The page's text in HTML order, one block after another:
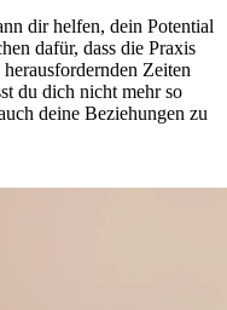
dir helfen, dein Potential
dafür, dass die Praxis
Zeiten
du dich nicht mehr so
deine Beziehungen zu